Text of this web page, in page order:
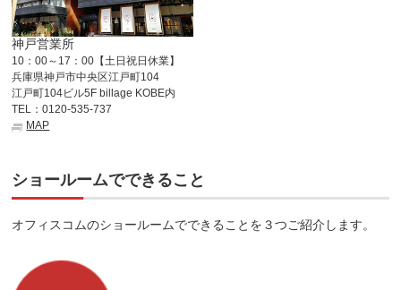
神戸営業所
10：00～17：00【土日祝日休業】
兵庫県神戸市中央区江戸町104
江戸町104ビル5F billage KOBE内
TEL：0120-535-737
MAP
ショールームでできること
オフィスコムのショールームでできることを３つご紹介します。